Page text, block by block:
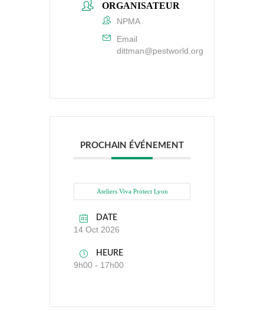
ORGANISATEUR
NPMA
Email
dittman@pestworld.org
PROCHAIN ÉVÉNEMENT
Ateliers Viva Protect Lyon
DATE
14 Oct 2026
HEURE
9h00 - 17h00